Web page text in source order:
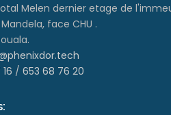
Melen dernier etage de
face CHU .
/ 653 68 76 20